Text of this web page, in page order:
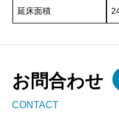
延床面積
お問合わせ
CONTACT